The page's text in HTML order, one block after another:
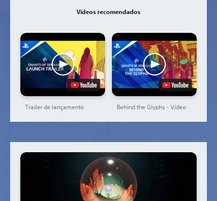
Vídeos recomendados
Trailer de lançamento Behind the Glyphs - Vídeo